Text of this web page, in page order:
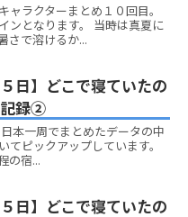
ャラクターまとめ１０回目。
ンとなります。 当時は真夏に
さで溶けるか...
日】どこで寝ていたの
録②
本一周でまとめたデータの中
てピックアップしています。
の宿...
日】どこで寝ていたの